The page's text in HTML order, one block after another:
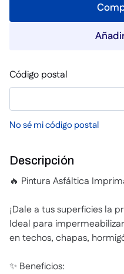
Código postal
No sé mi código postal
Descripción
🔥 Pintura Asfáltica
¡Dale a tus superficies la
Ideal para
en techos, chapas,
✨ Beneficios: